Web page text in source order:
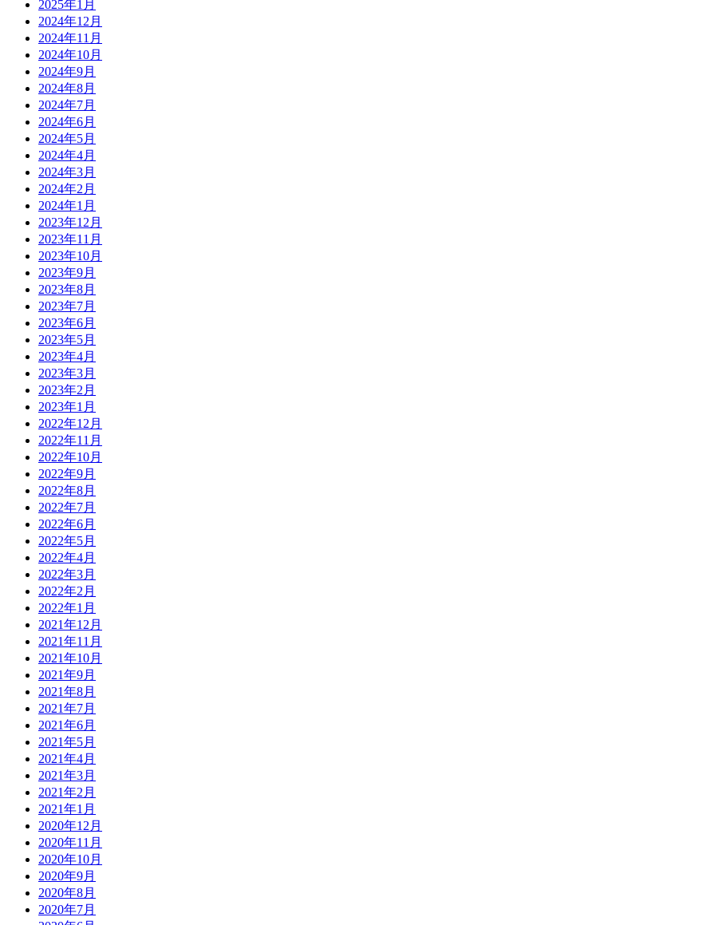
2025年1月
2024年12月
2024年11月
2024年10月
2024年9月
2024年8月
2024年7月
2024年6月
2024年5月
2024年4月
2024年3月
2024年2月
2024年1月
2023年12月
2023年11月
2023年10月
2023年9月
2023年8月
2023年7月
2023年6月
2023年5月
2023年4月
2023年3月
2023年2月
2023年1月
2022年12月
2022年11月
2022年10月
2022年9月
2022年8月
2022年7月
2022年6月
2022年5月
2022年4月
2022年3月
2022年2月
2022年1月
2021年12月
2021年11月
2021年10月
2021年9月
2021年8月
2021年7月
2021年6月
2021年5月
2021年4月
2021年3月
2021年2月
2021年1月
2020年12月
2020年11月
2020年10月
2020年9月
2020年8月
2020年7月